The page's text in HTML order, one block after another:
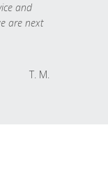
and
are next
T. M.